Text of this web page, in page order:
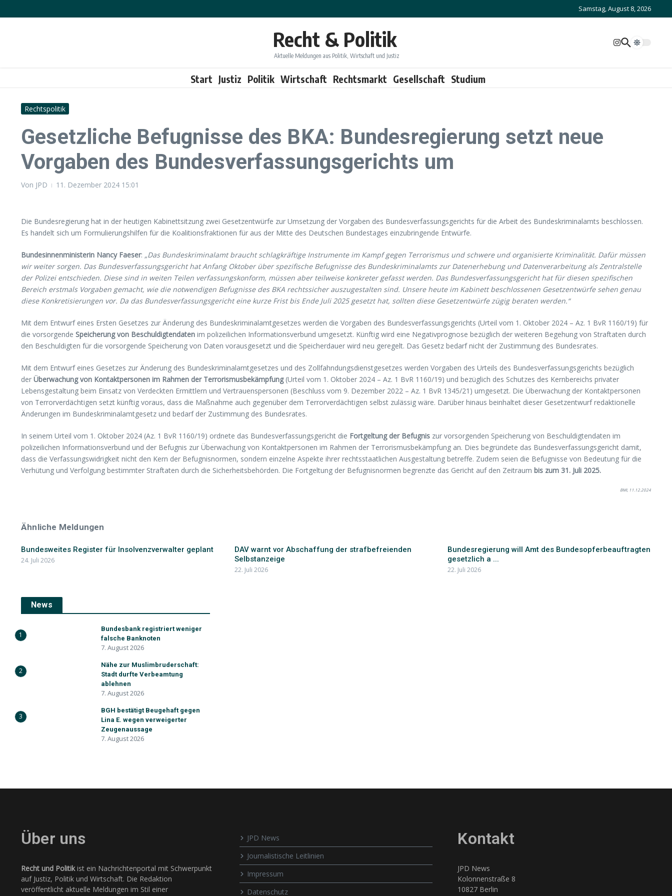
Samstag, August 8, 2026
Recht & Politik
Aktuelle Meldungen aus Politik, Wirtschaft und Justiz
Start Justiz Politik Wirtschaft Rechtsmarkt Gesellschaft Studium
Rechtspolitik
Gesetzliche Befugnisse des BKA: Bundesregierung setzt neue
Vorgaben des Bundesverfassungsgerichts um
Von JPD 11. Dezember 2024 15:01
Die Bundesregierung hat in der heutigen Kabinettsitzung zwei Gesetzentwürfe zur Umsetzung der Vorgaben des Bundesverfassungsgerichts für die Arbeit des Bundeskriminalamts beschlossen.
Es handelt sich um Formulierungshilfen für die Koalitionsfraktionen für aus der Mitte des Deutschen Bundestages einzubringende Entwürfe.
Bundesinnenministerin Nancy Faeser: „Das Bundeskriminalamt braucht schlagkräftige Instrumente im Kampf gegen Terrorismus und schwere und organisierte Kriminalität. Dafür müssen
wir weiter sorgen. Das Bundesverfassungsgericht hat Anfang Oktober über spezifische Befugnisse des Bundeskriminalamts zur Datenerhebung und Datenverarbeitung als Zentralstelle
der Polizei entschieden. Diese sind in weiten Teilen verfassungskonform, müssen aber teilweise konkreter gefasst werden. Das Bundesverfassungsgericht hat für diesen spezifischen
Bereich erstmals Vorgaben gemacht, wie die notwendigen Befugnisse des BKA rechtssicher auszugestalten sind. Unsere heute im Kabinett beschlossenen Gesetzentwürfe sehen genau
diese Konkretisierungen vor. Da das Bundesverfassungsgericht eine kurze Frist bis Ende Juli 2025 gesetzt hat, sollten diese Gesetzentwürfe zügig beraten werden.“
Mit dem Entwurf eines Ersten Gesetzes zur Änderung des Bundeskriminalamtgesetzes werden die Vorgaben des Bundesverfassungsgerichts (Urteil vom 1. Oktober 2024 – Az. 1 BvR 1160/19) für
die vorsorgende Speicherung von Beschuldigtendaten im polizeilichen Informationsverbund umgesetzt. Künftig wird eine Negativprognose bezüglich der weiteren Begehung von Straftaten durch
den Beschuldigten für die vorsorgende Speicherung von Daten vorausgesetzt und die Speicherdauer wird neu geregelt. Das Gesetz bedarf nicht der Zustimmung des Bundesrates.
Mit dem Entwurf eines Gesetzes zur Änderung des Bundeskriminalamtgesetzes und des Zollfahndungsdienstgesetzes werden Vorgaben des Urteils des Bundesverfassungsgerichts bezüglich
der Überwachung von Kontaktpersonen im Rahmen der Terrorismusbekämpfung(Urteil vom 1. Oktober 2024 – Az. 1 BvR 1160/19) und bezüglich des Schutzes des Kernbereichs privater
Lebensgestaltung beim Einsatz von Verdeckten Ermittlern und Vertrauenspersonen (Beschluss vom 9. Dezember 2022 – Az. 1 BvR 1345/21) umgesetzt. Die Überwachung der Kontaktpersonen
von Terrorverdächtigen setzt künftig voraus, dass die Maßnahme auch gegenüber dem Terrorverdächtigen selbst zulässig wäre. Darüber hinaus beinhaltet dieser Gesetzentwurf redaktionelle
Änderungen im Bundeskriminalamtgesetz und bedarf der Zustimmung des Bundesrates.
In seinem Urteil vom 1. Oktober 2024 (Az. 1 BvR 1160/19) ordnete das Bundesverfassungsgericht die Fortgeltung der Befugnis zur vorsorgenden Speicherung von Beschuldigtendaten im
polizeilichen Informationsverbund und der Befugnis zur Überwachung von Kontaktpersonen im Rahmen der Terrorismusbekämpfung an. Dies begründete das Bundesverfassungsgericht damit,
dass die Verfassungswidrigkeit nicht den Kern der Befugnisnormen, sondern einzelne Aspekte ihrer rechtsstaatlichen Ausgestaltung betreffe. Zudem seien die Befugnisse von Bedeutung für die
Verhütung und Verfolgung bestimmter Straftaten durch die Sicherheitsbehörden. Die Fortgeltung der Befugnisnormen begrenzte das Gericht auf den Zeitraum bis zum 31. Juli 2025.
BMI, 11.12.2024
Ähnliche Meldungen
Bundesweites Register für Insolvenzverwalter geplant
24. Juli 2026
DAV warnt vor Abschaffung der strafbefreienden
Selbstanzeige
22. Juli 2026
Bundesregierung will Amt des Bundesopferbeauftragten
gesetzlich a ...
22. Juli 2026
News
1
Bundesbank registriert weniger
falsche Banknoten
7. August 2026
2
Nähe zur Muslimbruderschaft:
Stadt durfte Verbeamtung
ablehnen
7. August 2026
3
BGH bestätigt Beugehaft gegen
Lina E. wegen verweigerter
Zeugenaussage
7. August 2026
Über uns
Recht und Politikist ein Nachrichtenportal mit Schwerpunkt
auf Justiz, Politik und Wirtschaft. Die Redaktion
veröffentlicht aktuelle Meldungen im Stil einer
JPD News
Journalistische Leitlinien
Impressum
Datenschutz
Kontakt
JPD News
Kolonnenstraße 8
10827 Berlin